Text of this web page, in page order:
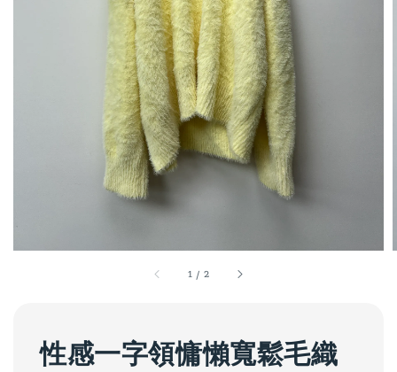
1 / 2
性感一字領慵懶寬鬆毛織